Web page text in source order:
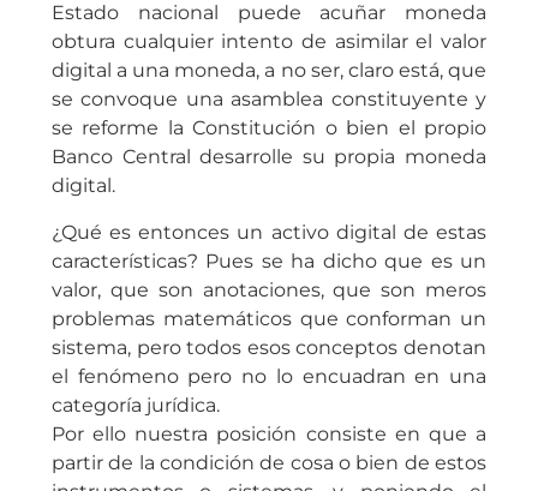
Estado nacional puede acuñar moneda
obtura cualquier intento de asimilar el valor
digital a una moneda, a no ser, claro está, que
se convoque una asamblea constituyente y
se reforme la Constitución o bien el propio
Banco Central desarrolle su propia moneda
digital.
¿Qué es entonces un activo digital de estas
características? Pues se ha dicho que es un
valor, que son anotaciones, que son meros
problemas matemáticos que conforman un
sistema, pero todos esos conceptos denotan
el fenómeno pero no lo encuadran en una
categoría jurídica.
Por ello nuestra posición consiste en que a
partir de la condición de cosa o bien de estos